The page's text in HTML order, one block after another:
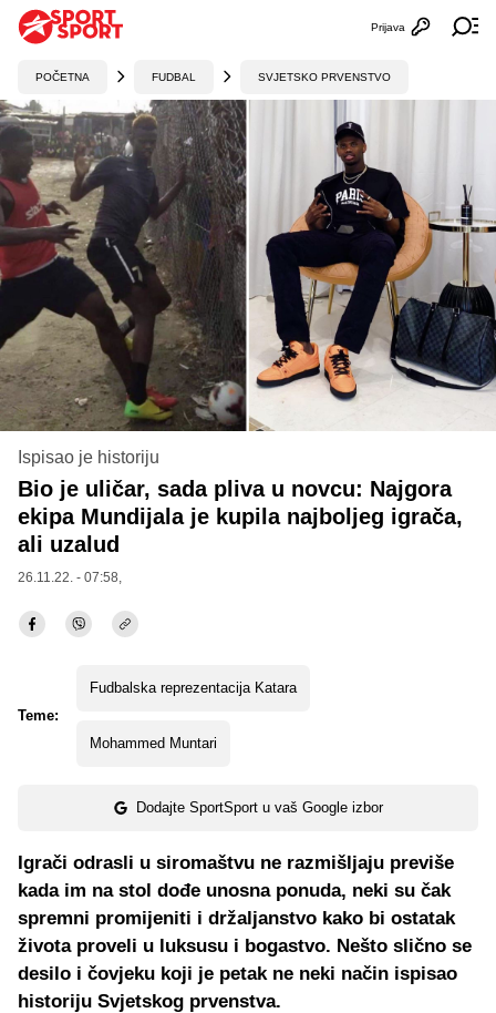
Otvori
Prijava
POČETNA FUDBAL SVJETSKO PRVENSTVO
Ispisao je historiju
Bio je uličar, sada pliva u novcu: Najgora
ekipa Mundijala je kupila najboljeg igrača,
ali uzalud
26.11.22. - 07:58,
Teme:
Fudbalska reprezentacija Katara
Mohammed Muntari
Dodajte SportSport u vaš Google izbor
Igrači odrasli u siromaštvu ne razmišljaju previše
kada im na stol dođe unosna ponuda, neki su čak
spremni promijeniti i držaljanstvo kako bi ostatak
života proveli u luksusu i bogastvo. Nešto slično se
desilo i čovjeku koji je petak ne neki način ispisao
historiju Svjetskog prvenstva.